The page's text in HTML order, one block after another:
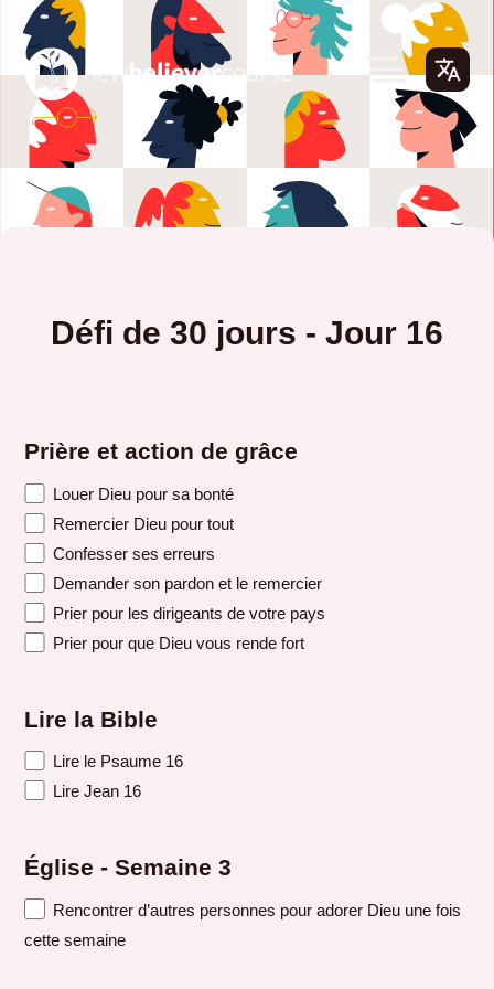
Défi de 30 jours - Jour 16
Prière et action de grâce
Louer Dieu pour sa bonté
Remercier Dieu pour tout
Confesser ses erreurs
Demander son pardon et le remercier
Prier pour les dirigeants de votre pays
Prier pour que Dieu vous rende fort
Lire la Bible
Lire le Psaume 16
Lire Jean 16
Église - Semaine 3
Rencontrer d’autres personnes pour adorer Dieu une fois
cette semaine